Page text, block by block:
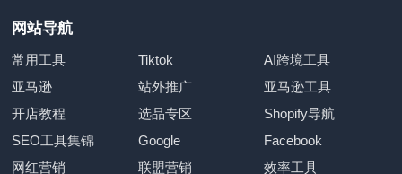
网站导航
常用工具 Tiktok
AI跨境工具
亚马逊
站外推广
亚马逊工具
开店教程
选品专区
Shopify导航
SEO工具集锦
Google
Facebook
网红营销
联盟营销
效率工具